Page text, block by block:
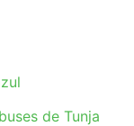
de Tunja